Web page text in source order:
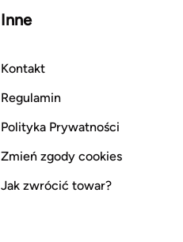
Inne
Kontakt
Regulamin
Polityka Prywatności
Zmień zgody cookies
Jak zwrócić towar?